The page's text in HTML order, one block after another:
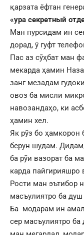
қарзата ёфтан
«ура секретный
Ман пурсидам ин
дорад, ӯ гуфт
Пас аз сӯҳбат ман
мекарда ҳамин
занг мезадам
овоз ба мисли
навозандаҳо, ки
ҳамин хел.
Як рӯз бо ҳамкорон
берун шудам.
ба рӯи вазорат ба
карда пайгирияшро
Рости ман эътибор
масъулиятро ба
Ба модарам ин
сер масъулиятро